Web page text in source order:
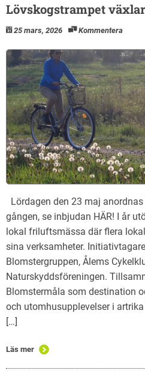
Lövskogstrampet
25 mars, 2026 Kommentera
Lördagen den 23 maj
gången, se inbjudan HÄR! I år
lokal friluftsmässa där flera
sina verksamheter.
Blomstergruppen, Ålems
Naturskyddsföreningen.
Blomstermåla som destination
och utomhusupplevelser i
[…]
Läs mer